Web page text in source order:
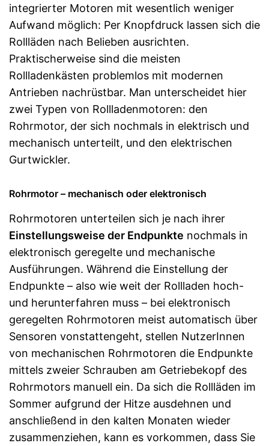
integrierter Motoren mit wesentlich weniger
Aufwand möglich: Per Knopfdruck lassen sich die
Rollläden nach Belieben ausrichten.
Praktischerweise sind die meisten
Rollladenkästen problemlos mit modernen
Antrieben nachrüstbar. Man unterscheidet hier
zwei Typen von Rollladenmotoren: den
Rohrmotor, der sich nochmals in elektrisch und
mechanisch unterteilt, und den elektrischen
Gurtwickler.
Rohrmotor – mechanisch oder elektronisch
Rohrmotoren unterteilen sich je nach ihrer
Einstellungsweise der Endpunkte nochmals in
elektronisch geregelte und mechanische
Ausführungen. Während die Einstellung der
Endpunkte – also wie weit der Rollladen hoch-
und herunterfahren muss – bei elektronisch
geregelten Rohrmotoren meist automatisch über
Sensoren vonstattengeht, stellen NutzerInnen
von mechanischen Rohrmotoren die Endpunkte
mittels zweier Schrauben am Getriebekopf des
Rohrmotors manuell ein. Da sich die Rollläden im
Sommer aufgrund der Hitze ausdehnen und
anschließend in den kalten Monaten wieder
zusammenziehen, kann es vorkommen, dass Sie